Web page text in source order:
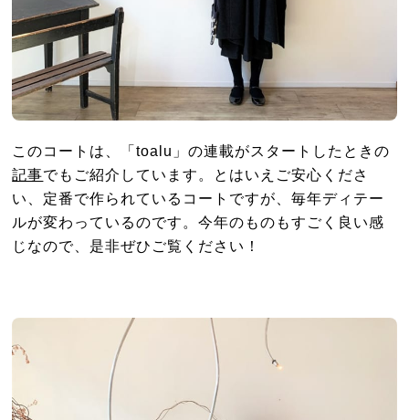
このコートは、「toalu」の連載がスタートしたときの
記事でもご紹介しています。とはいえご安心くださ
い、定番で作られているコートですが、毎年ディテー
ルが変わっているのです。今年のものもすごく良い感
じなので、是非ぜひご覧ください！